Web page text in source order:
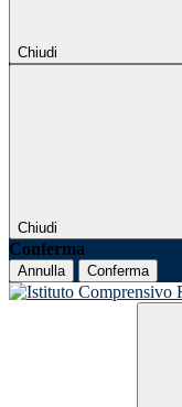
Chiudi
Chiudi
Conferma
Annulla Conferma